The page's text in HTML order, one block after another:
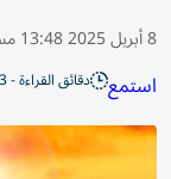
8 أبريل 2025 13:48 مساء
استمع دقائق القراءة - 3